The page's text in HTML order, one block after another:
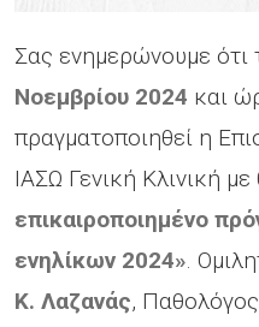
Σας ενημερώνουμε ότι
Νοεμβρίου 2024 και
πραγματοποιηθεί η
ΙΑΣΩ Γενική Κλινική
επικαιροποιημένο
ενηλίκων 2024».
Κ. Λαζανάς,